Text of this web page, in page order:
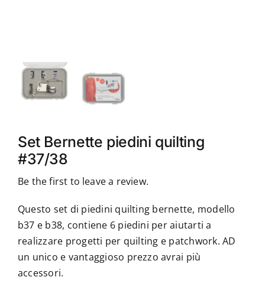
Chi sono
Contatti
Set Bernette piedini quilting
#37/38
Be the first to leave a review.
Questo set di piedini quilting bernette, modello
b37 e b38, contiene 6 piedini per aiutarti a
realizzare progetti per quilting e patchwork. AD
un unico e vantaggioso prezzo avrai più
accessori.